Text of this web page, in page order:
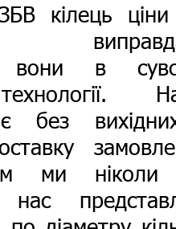
кілець
вони в
без
ми